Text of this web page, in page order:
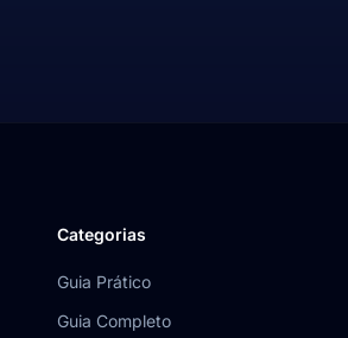
Categorias
Guia Prático
Guia Completo